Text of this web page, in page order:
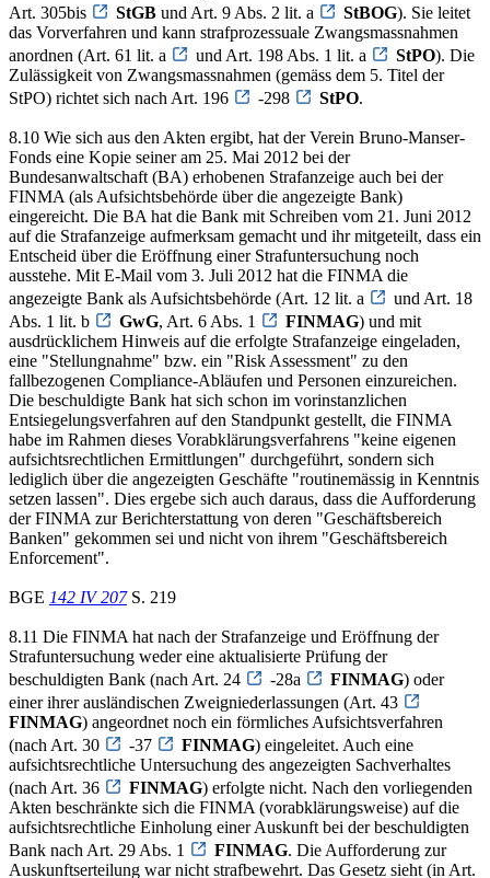
Art. 305bis
StGB und Art. 9 Abs. 2 lit. a StBOG). Sie leitet
das Vorverfahren und kann strafprozessuale Zwangsmassnahmen
anordnen (Art. 61 lit. a
und Art. 198 Abs. 1 lit. a StPO). Die
Zulässigkeit von Zwangsmassnahmen (gemäss dem 5. Titel der
StPO) richtet sich nach Art. 196
-298 StPO.
8.10 Wie sich aus den Akten ergibt, hat der Verein Bruno-Manser-
Fonds eine Kopie seiner am 25. Mai 2012 bei der
Bundesanwaltschaft (BA) erhobenen Strafanzeige auch bei der
FINMA (als Aufsichtsbehörde über die angezeigte Bank)
eingereicht. Die BA hat die Bank mit Schreiben vom 21. Juni 2012
auf die Strafanzeige aufmerksam gemacht und ihr mitgeteilt, dass ein
Entscheid über die Eröffnung einer Strafuntersuchung noch
ausstehe. Mit E-Mail vom 3. Juli 2012 hat die FINMA die
angezeigte Bank als Aufsichtsbehörde (Art. 12 lit. a
und Art. 18
Abs. 1 lit. b
GwG, Art. 6 Abs. 1 FINMAG) und mit
ausdrücklichem Hinweis auf die erfolgte Strafanzeige eingeladen,
eine "Stellungnahme" bzw. ein "Risk Assessment" zu den
fallbezogenen Compliance-Abläufen und Personen einzureichen.
Die beschuldigte Bank hat sich schon im vorinstanzlichen
Entsiegelungsverfahren auf den Standpunkt gestellt, die FINMA
habe im Rahmen dieses Vorabklärungsverfahrens "keine eigenen
aufsichtsrechtlichen Ermittlungen" durchgeführt, sondern sich
lediglich über die angezeigten Geschäfte "routinemässig in Kenntnis
setzen lassen". Dies ergebe sich auch daraus, dass die Aufforderung
der FINMA zur Berichterstattung von deren "Geschäftsbereich
Banken" gekommen sei und nicht von ihrem "Geschäftsbereich
Enforcement".
BGE 142 IV 207S. 219
8.11 Die FINMA hat nach der Strafanzeige und Eröffnung der
Strafuntersuchung weder eine aktualisierte Prüfung der
beschuldigten Bank (nach Art. 24
-28a FINMAG) oder
einer ihrer ausländischen Zweigniederlassungen (Art. 43
FINMAG) angeordnet noch ein förmliches Aufsichtsverfahren
(nach Art. 30
-37 FINMAG) eingeleitet. Auch eine
aufsichtsrechtliche Untersuchung des angezeigten Sachverhaltes
(nach Art. 36
FINMAG) erfolgte nicht. Nach den vorliegenden
Akten beschränkte sich die FINMA (vorabklärungsweise) auf die
aufsichtsrechtliche Einholung einer Auskunft bei der beschuldigten
Bank nach Art. 29 Abs. 1
FINMAG. Die Aufforderung zur
Auskunftserteilung war nicht strafbewehrt. Das Gesetz sieht (in Art.